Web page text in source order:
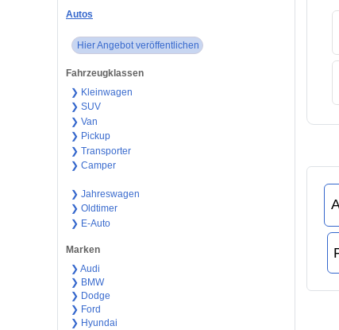
Autos
Hier Angebot veröffentlichen
Fahrzeugklassen
❯ Kleinwagen
❯ SUV
❯ Van
❯ Pickup
❯ Transporter
❯ Camper
❯ Jahreswagen
❯ Oldtimer
❯ E-Auto
Marken
❯ Audi
❯ BMW
❯ Dodge
❯ Ford
❯ Hyundai